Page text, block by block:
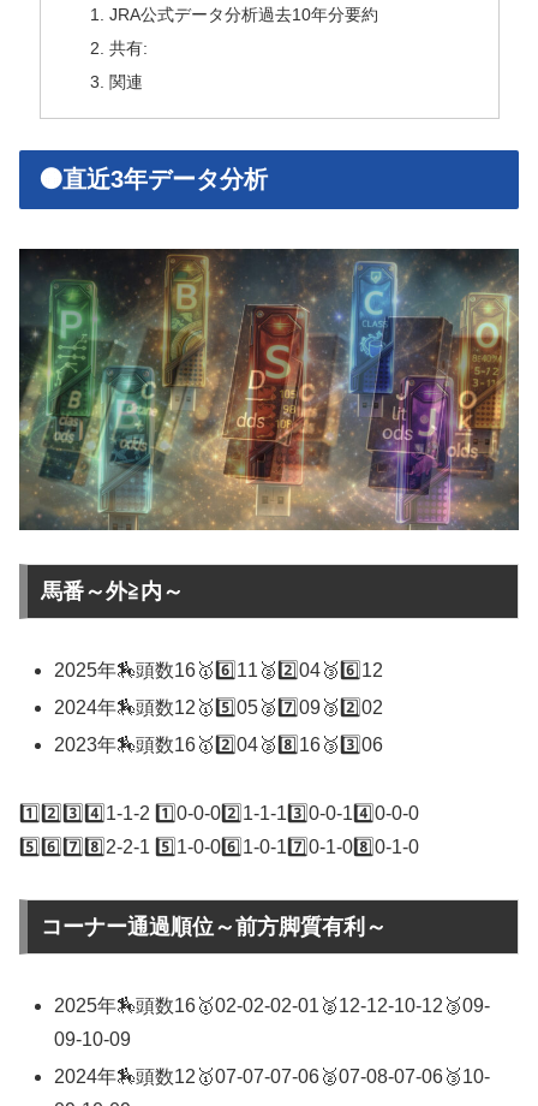
JRA公式データ分析過去10年分要約
共有:
関連
🟠直近3年データ分析
馬番～外≧内～
2025年🏇頭数16🥇6️⃣11🥈2️⃣04🥉6️⃣12
2024年🏇頭数12🥇5️⃣05🥈7️⃣09🥉2️⃣02
2023年🏇頭数16🥇2️⃣04🥈8️⃣16🥉3️⃣06
1️⃣2️⃣3️⃣4️⃣1-1-2 1️⃣0-0-02️⃣1-1-13️⃣0-0-14️⃣0-0-0
5️⃣6️⃣7️⃣8️⃣2-2-1 5️⃣1-0-06️⃣1-0-17️⃣0-1-08️⃣0-1-0
コーナー通過順位～前方脚質有利～
2025年🏇頭数16🥇02-02-02-01🥈12-12-10-12🥉09-
09-10-09
2024年🏇頭数12🥇07-07-07-06🥈07-08-07-06🥉10-